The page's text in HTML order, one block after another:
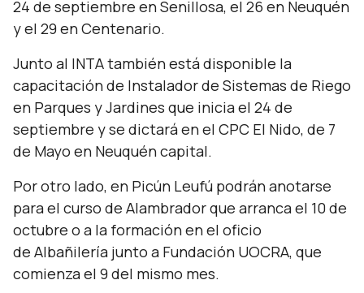
24 de septiembre en Senillosa, el 26 en Neuquén
y el 29 en Centenario.
Junto al INTA también está disponible la
capacitación de Instalador de Sistemas de Riego
en Parques y Jardines que inicia el 24 de
septiembre y se dictará en el CPC El Nido, de 7
de Mayo en Neuquén capital.
Por otro lado, en Picún Leufú podrán anotarse
para el curso de Alambrador que arranca el 10 de
octubre o a la formación en el oficio
de Albañilería junto a Fundación UOCRA, que
comienza el 9 del mismo mes.